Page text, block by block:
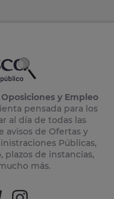
Oposiciones y Empleo
pensada para los
al día de todas las
avisos de Ofertas y
Públicas,
plazos de instancias,
más.